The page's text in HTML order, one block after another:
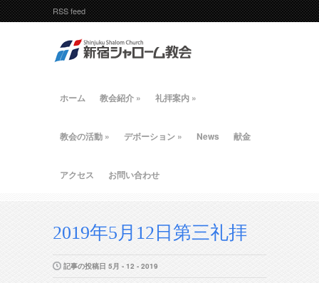
RSS feed
ホーム 教会紹介 » 礼拝案内 »
教会の活動 » デボーション » News 献金
アクセス お問い合わせ
2019年5月12日第三礼拝
記事の投稿日 5月 - 12 - 2019